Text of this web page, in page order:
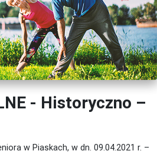
- Historyczno –
w Piaskach, w dn. 09.04.2021 r. –